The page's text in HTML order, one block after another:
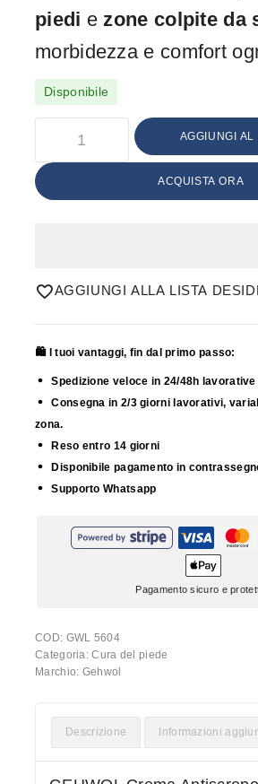
piedi ezone colpite da
morbidezza e comfort
Disponibile
AGGIUNGI
ACQUISTA ORA
AGGIUNGI ALLA LISTA
🛍️ I tuoi vantaggi, fin dal primo passo:
Spedizione veloce in 24/48h lavorative
Consegna in 2/3 giorni lavorativi,
zona.
Reso entro 14 giorni
Disponibile pagamento in
Supporto Whatsapp
Pagamento sicuro e
COD: GWL 5604
Categoria:Cura del piede
Marchio: Gehwol
Descrizione Informazioni